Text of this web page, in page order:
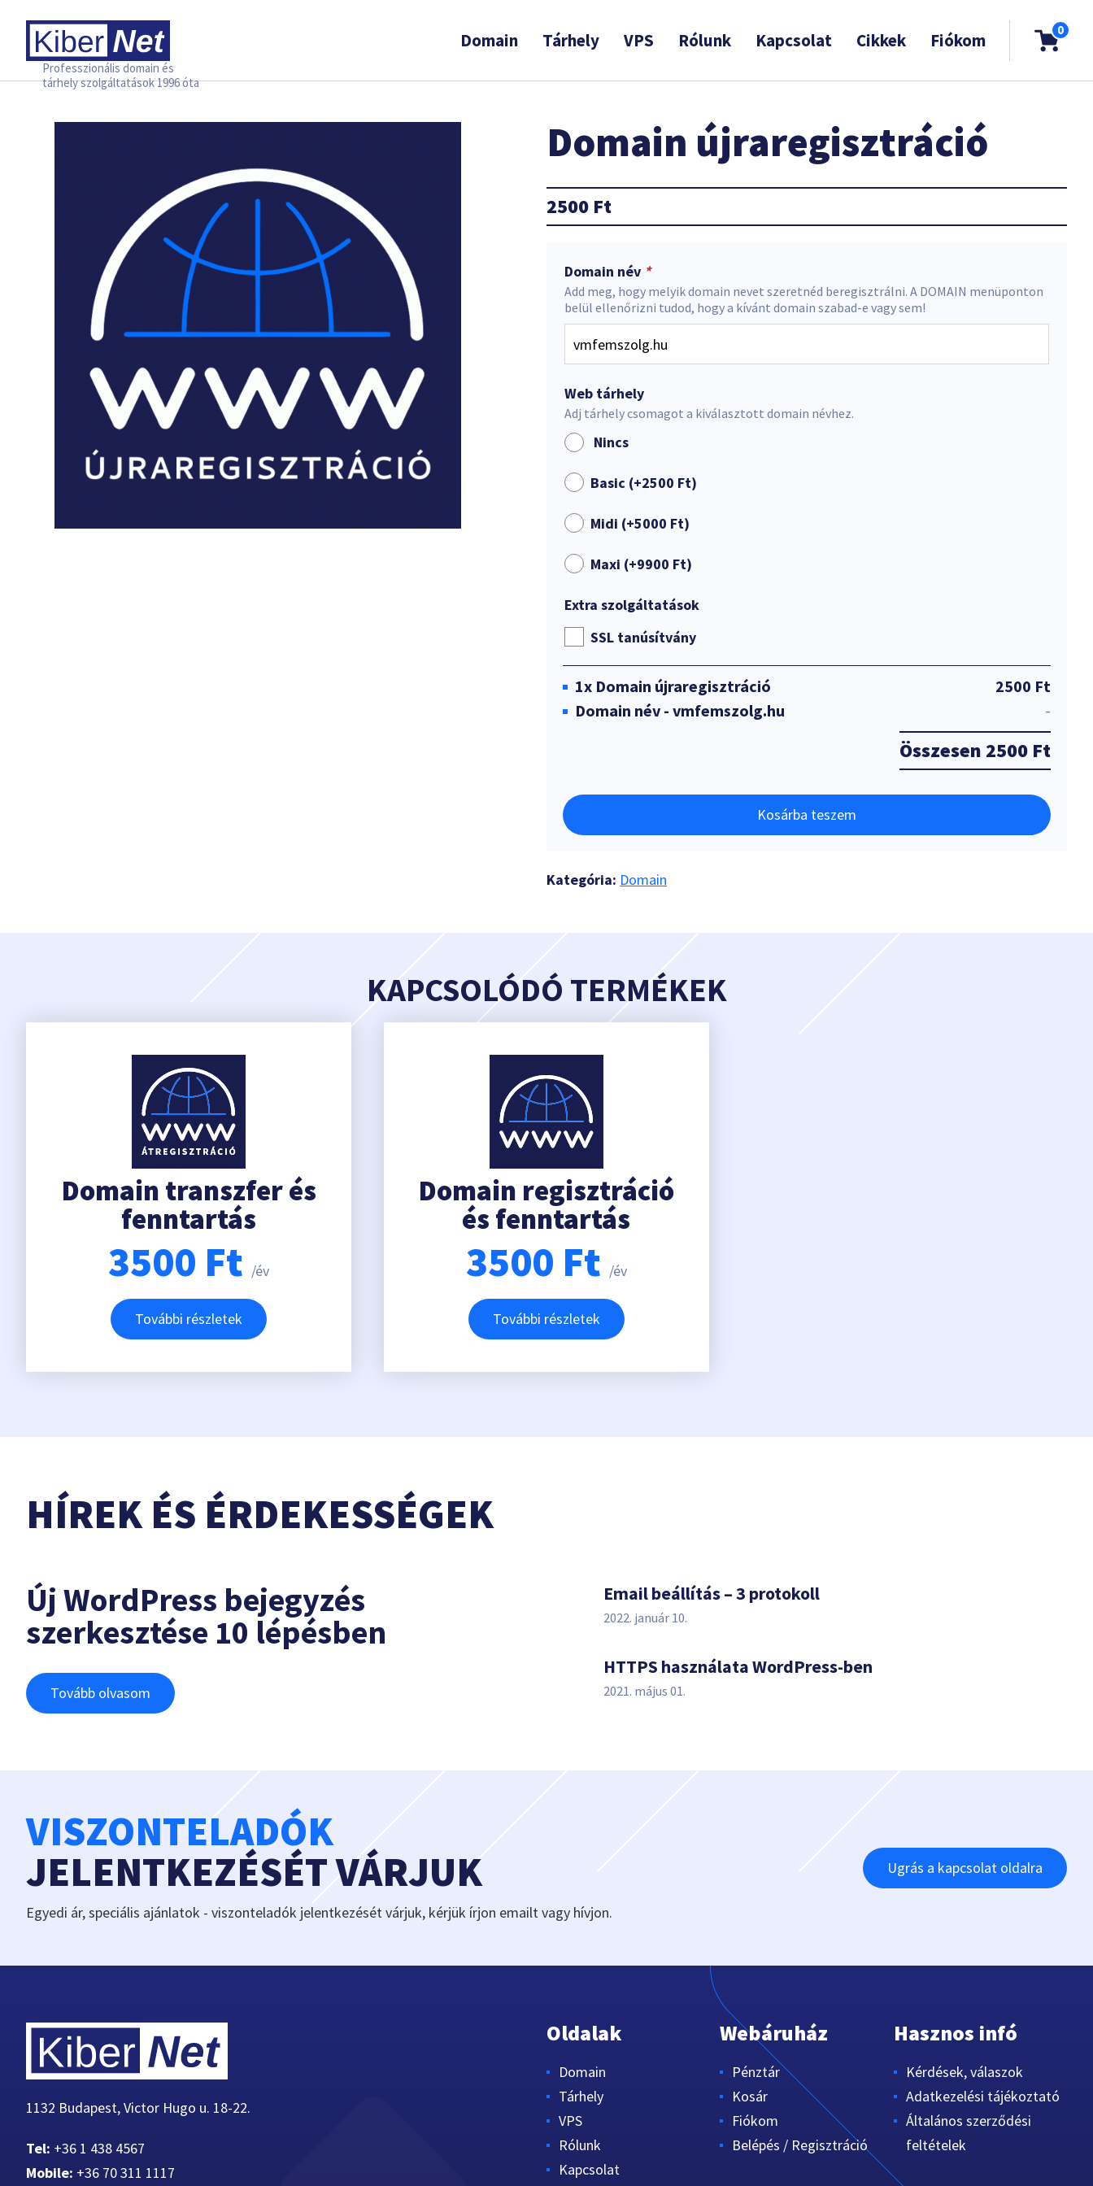
Professzionális domain és
tárhely szolgáltatások 1996 óta
Domain Tárhely VPS Rólunk Kapcsolat Cikkek Fiókom 0
Domain újraregisztráció
2500 Ft
Domain név *
Add meg, hogy melyik domain nevet szeretnéd beregisztrálni. A DOMAIN menüponton
belül ellenőrizni tudod, hogy a kívánt domain szabad-e vagy sem!
Web tárhely
Adj tárhely csomagot a kiválasztott domain névhez.
Nincs
Basic (+2500 Ft)
Midi (+5000 Ft)
Maxi (+9900 Ft)
Extra szolgáltatások
SSL tanúsítvány
1x Domain újraregisztráció
2500 Ft
Domain név - vmfemszolg.hu
-
Összesen 2500 Ft
Kosárba teszem
Kategória: Domain
KAPCSOLÓDÓ TERMÉKEK
Domain transzfer és
fenntartás
3500 Ft /év
További részletek
Domain regisztráció
és fenntartás
3500 Ft /év
További részletek
HÍREK ÉS ÉRDEKESSÉGEK
Új WordPress bejegyzés
szerkesztése 10 lépésben
Tovább olvasom
Email beállítás – 3 protokoll
2022. január 10.
HTTPS használata WordPress-ben
2021. május 01.
VISZONTELADÓK
JELENTKEZÉSÉT VÁRJUK
Egyedi ár, speciális ajánlatok - viszonteladók jelentkezését várjuk, kérjük írjon emailt vagy hívjon.
Ugrás a kapcsolat oldalra
1132 Budapest, Victor Hugo u. 18-22.
Tel: +36 1 438 4567
Mobile: +36 70 311 1117
Oldalak
Domain
Tárhely
VPS
Rólunk
Kapcsolat
Webáruház
Pénztár
Kosár
Fiókom
Belépés / Regisztráció
Hasznos infó
Kérdések, válaszok
Adatkezelési tájékoztató
Általános szerződési
feltételek